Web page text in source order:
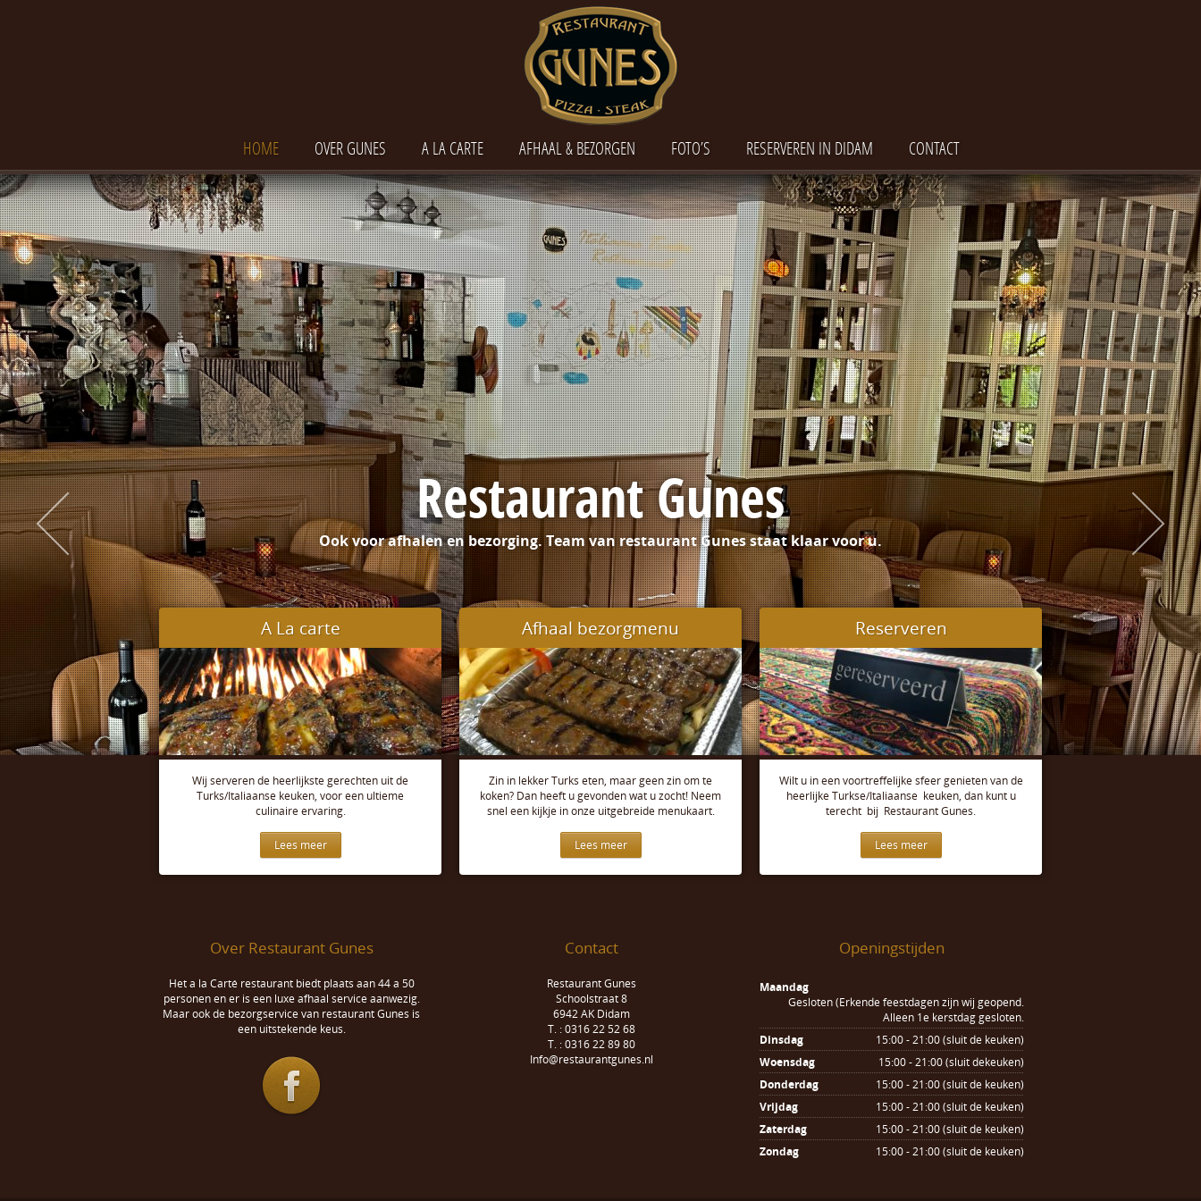
HOME OVER GUNES A LA CARTE AFHAAL & BEZORGEN FOTO’S RESERVEREN IN DIDAM CONTACT
Restaurant Gunes
Ook voor afhalen en bezorging. Team van restaurant Gunes staat klaar voor u.
A La carte
Wij serveren de heerlijkste gerechten uit de
Turks/Italiaanse keuken, voor een ultieme
culinaire ervaring.
Lees meer
Afhaal bezorgmenu
Zin in lekker Turks eten, maar geen zin om te
koken? Dan heeft u gevonden wat u zocht! Neem
snel een kijkje in onze uitgebreide menukaart.
Lees meer
Reserveren
Wilt u in een voortreffelijke sfeer genieten van de
heerlijke Turkse/Italiaanse keuken, dan kunt u
terecht bij Restaurant Gunes.
Lees meer
Over Restaurant Gunes
Het a la Carté restaurant biedt plaats aan 44 a 50
personen en er is een luxe afhaal service aanwezig.
Maar ook de bezorgservice van restaurant Gunes is
een uitstekende keus.
Contact
Restaurant Gunes
Schoolstraat 8
6942 AK Didam
T. : 0316 22 52 68
T. : 0316 22 89 80
Info@restaurantgunes.nl
Openingstijden
Maandag
Gesloten (Erkende feestdagen zijn wij geopend.
Alleen 1e kerstdag gesloten.
Dinsdag
15:00 - 21:00 (sluit de keuken)
Woensdag
15:00 - 21:00 (sluit dekeuken)
Donderdag
15:00 - 21:00 (sluit de keuken)
Vrijdag
15:00 - 21:00 (sluit de keuken)
Zaterdag
15:00 - 21:00 (sluit de keuken)
Zondag
15:00 - 21:00 (sluit de keuken)